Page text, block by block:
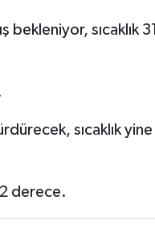
sıcaklık 31
sıcaklık yine
derece.